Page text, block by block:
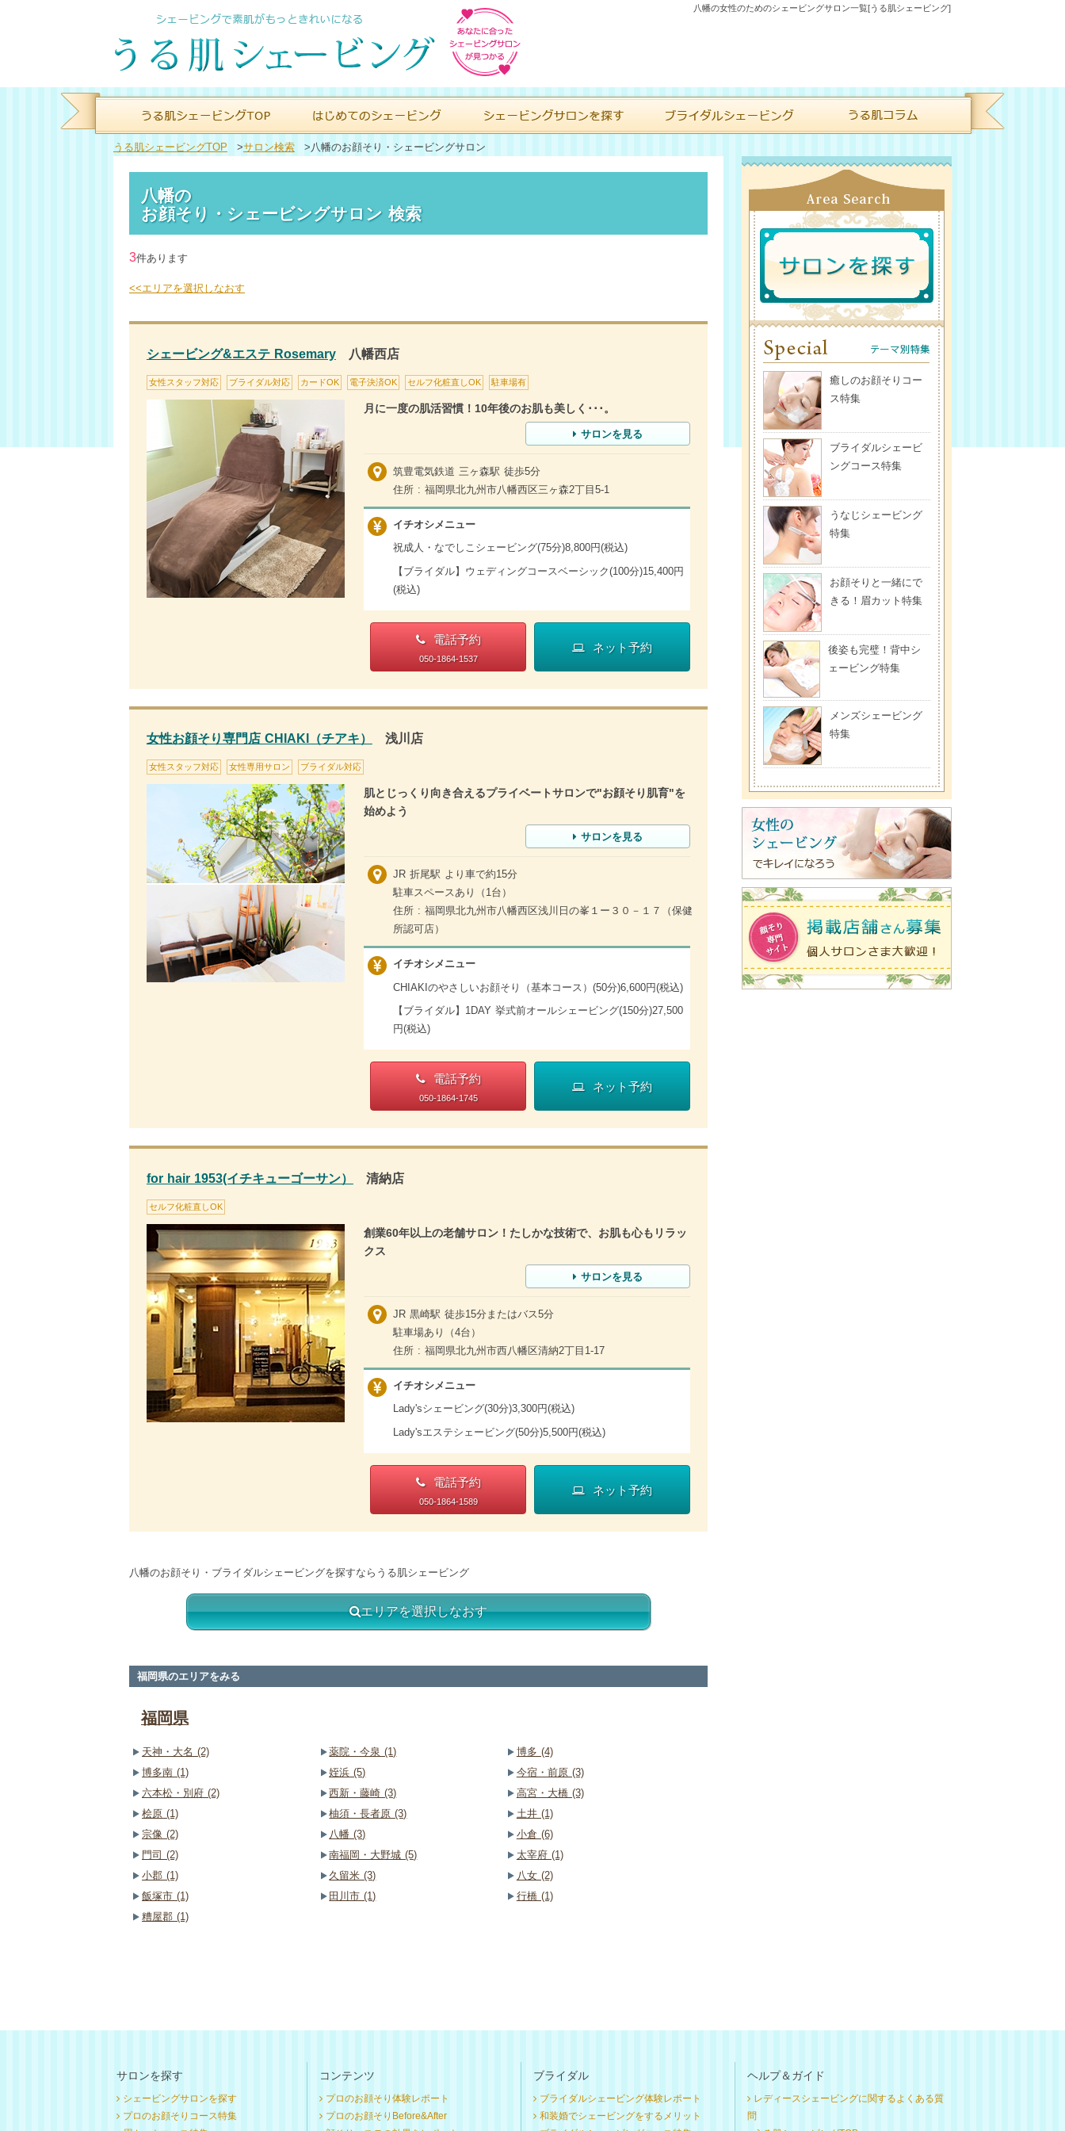
八幡の女性のためのシェービングサロン一覧[うる肌シェービング]
うる肌シェービングTOP >サロン検索 >八幡のお顔そり・シェービングサロン
八幡の
お顔そり・シェービングサロン 検索
3件あります
<<エリアを選択しなおす
シェービング&エステ Rosemary八幡西店
女性スタッフ対応 ブライダル対応 カードOK 電子決済OK セルフ化粧直しOK 駐車場有
月に一度の肌活習慣！10年後のお肌も美しく･･･。
サロンを見る
筑豊電気鉄道 三ヶ森駅 徒歩5分
住所 : 福岡県北九州市八幡西区三ヶ森2丁目5-1
イチオシメニュー
祝成人・なでしこシェービング(75分)8,800円(税込)
【ブライダル】ウェディングコースベーシック(100分)15,400円
(税込)
電話予約
050-1864-1537
ネット予約
女性お顔そり専門店 CHIAKI（チアキ） 浅川店
女性スタッフ対応 女性専用サロン ブライダル対応
肌とじっくり向き合えるプライベートサロンで"お顔そり肌育"を
始めよう
サロンを見る
JR 折尾駅 より車で約15分
駐車スペースあり（1台）
住所 : 福岡県北九州市八幡西区浅川日の峯１ー３０－１７（保健
所認可店）
イチオシメニュー
CHIAKIのやさしいお顔そり（基本コース）(50分)6,600円(税込)
【ブライダル】1DAY 挙式前オールシェービング(150分)27,500
円(税込)
電話予約
050-1864-1745
ネット予約
for hair 1953(イチキューゴーサン） 清納店
セルフ化粧直しOK
創業60年以上の老舗サロン！たしかな技術で、お肌も心もリラッ
クス
サロンを見る
JR 黒崎駅 徒歩15分またはバス5分
駐車場あり（4台）
住所 : 福岡県北九州市西八幡区清納2丁目1-17
イチオシメニュー
Lady'sシェービング(30分)3,300円(税込)
Lady'sエステシェービング(50分)5,500円(税込)
電話予約
050-1864-1589
ネット予約
八幡のお顔そり・ブライダルシェービングを探すならうる肌シェービング
エリアを選択しなおす
福岡県のエリアをみる
福岡県
天神・大名 (2) 薬院・今泉 (1)
博多 (4)
博多南 (1)
姪浜 (5)
今宿・前原 (3)
六本松・別府 (2)
西新・藤崎 (3)
高宮・大橋 (3)
桧原 (1)
柚須・長者原 (3)
土井 (1)
宗像 (2)
八幡 (3)
小倉 (6)
門司 (2)
南福岡・大野城 (5)
太宰府 (1)
小郡 (1)
久留米 (3)
八女 (2)
飯塚市 (1)
田川市 (1)
行橋 (1)
糟屋郡 (1)
癒しのお顔そりコー
ス特集
ブライダルシェービ
ングコース特集
うなじシェービング
特集
お顔そりと一緒にで
きる！眉カット特集
後姿も完璧！背中シ
ェービング特集
メンズシェービング
特集
サロンを探す
シェービングサロンを探す
プロのお顔そりコース特集
コンテンツ
プロのお顔そり体験レポート
プロのお顔そりBefore&After
ブライダル
ブライダルシェービング体験レポート
和装婚でシェービングをするメリット
ヘルプ＆ガイド
レディースシェービングに関するよくある質
問